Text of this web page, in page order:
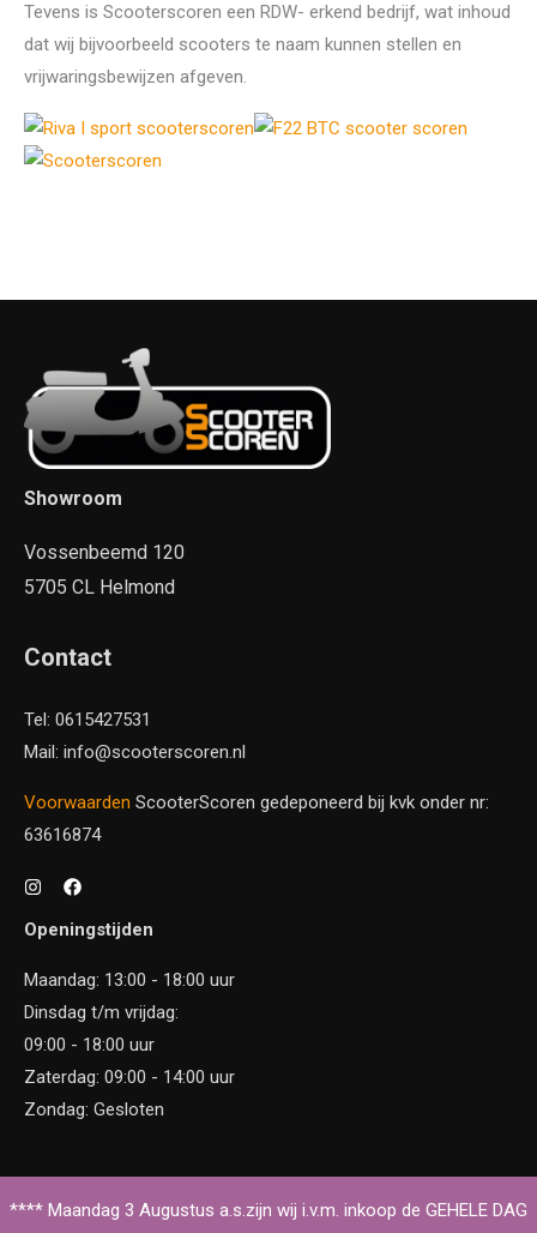
**** Maandag 3 Augustus a.s.zijn wij i.v.m. inkoop de GEHELE DAG
Tevens is Scooterscoren een RDW- erkend bedrijf, wat inhoud
dat wij bijvoorbeeld scooters te naam kunnen stellen en
vrijwaringsbewijzen afgeven.
Showroom
Vossenbeemd 120
5705 CL Helmond
Contact
Tel: 0615427531
Mail: info@scooterscoren.nl
Voorwaarden ScooterScoren gedeponeerd bij kvk onder nr:
63616874
Openingstijden
Maandag: 13:00 - 18:00 uur
Dinsdag t/m vrijdag:
09:00 - 18:00 uur
Zaterdag: 09:00 - 14:00 uur
Zondag: Gesloten